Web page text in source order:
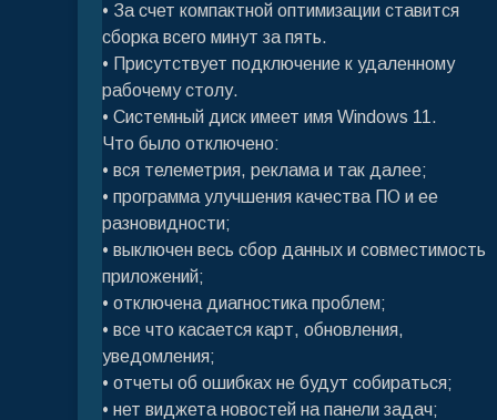
• За счет компактной оптимизации ставится
сборка всего минут за пять.
• Присутствует подключение к удаленному
рабочему столу.
• Системный диск имеет имя Windows 11.
Что было отключено:
• вся телеметрия, реклама и так далее;
• программа улучшения качества ПО и ее
разновидности;
• выключен весь сбор данных и совместимость
приложений;
• отключена диагностика проблем;
• все что касается карт, обновления,
уведомления;
• отчеты об ошибках не будут собираться;
• нет виджета новостей на панели задач;